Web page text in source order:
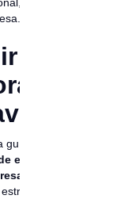
el
práctica
el clima